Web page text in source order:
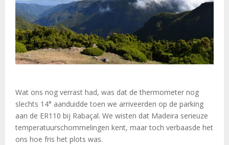
Wat ons nog verrast had, was dat de thermometer nog
slechts 14° aanduidde toen we arriveerden op de parking
aan de ER110 bij Rabaçal. We wisten dat Madeira serieuze
temperatuurschommelingen kent, maar toch verbaasde het
ons hoe fris het plots was.